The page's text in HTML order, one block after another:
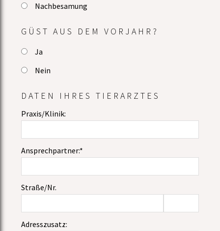
Nachbesamung
GÜST AUS DEM VORJAHR?
Ja
Nein
DATEN IHRES TIERARZTES
Praxis/Klinik:
Ansprechpartner:*
Straße/Nr.
Adresszusatz: